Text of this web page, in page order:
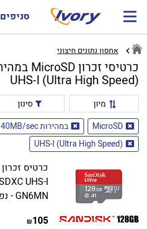
סניפים
אחסון נתונים חיצוני
UHS-I (Ultra High Speed)
מיון
סינון
MicroSD
במהירות 140MB/sec
UHS-I (Ultra High Speed)
GN6MN - נפח 128GB
105
₪